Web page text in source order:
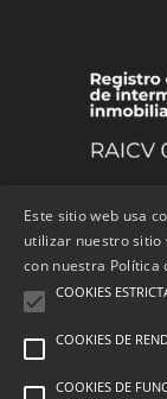
Este sitio web usa
utilizar nuestro sitio
con nuestra Política
COOKIES
COOKIES DE
COOKIES DE